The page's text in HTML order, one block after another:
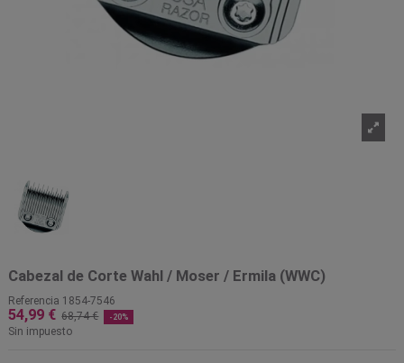
Cabezal de Corte Wahl / Moser / Ermila (WWC)
Referencia 1854-7546
54,99 € 68,74 € -20%
Sin impuesto